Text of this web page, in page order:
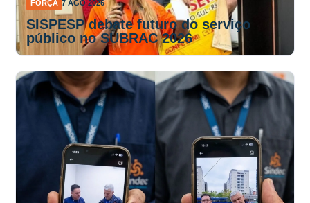
FORÇA 7 AGO 2026
SISPESP debate futuro do serviço
público no SUBRAC 2026